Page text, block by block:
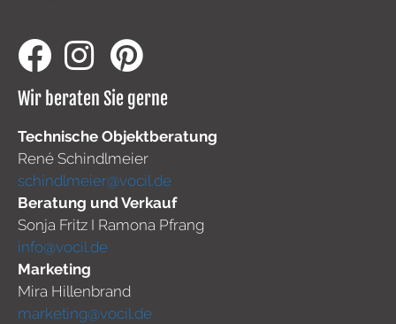
Wir beraten Sie gerne
Technische Objektberatung
René Schindlmeier
schindlmeier@vocil.de
Beratung und Verkauf
Sonja Fritz I Ramona Pfrang
info@vocil.de
Marketing
Mira Hillenbrand
marketing@vocil.de